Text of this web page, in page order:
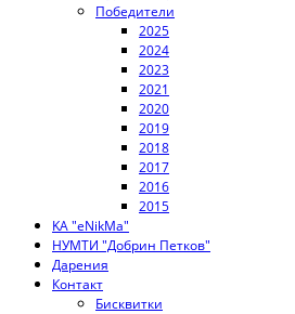
Победители
2025
2024
2023
2021
2020
2019
2018
2017
2016
2015
KA "eNikMa"
НУМТИ "Добрин Петков"
Дарения
Контакт
Бисквитки